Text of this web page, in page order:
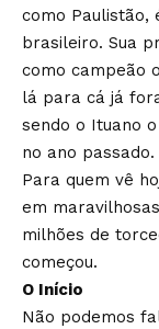
como Paulistão,
brasileiro. Sua
como campeão
lá para cá já
sendo o Ituano
no ano passado.
Para quem vê
em
milhões de
começou.
O Início
Não podemos